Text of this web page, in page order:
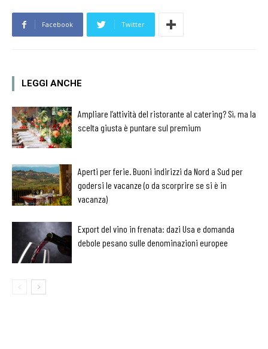
Facebook Twitter
LEGGI ANCHE
Ampliare l’attività del ristorante al catering? Sì, ma la
scelta giusta è puntare sul premium
Aperti per ferie. Buoni indirizzi da Nord a Sud per
godersi le vacanze (o da scorprire se si è in
vacanza)
Export del vino in frenata: dazi Usa e domanda
debole pesano sulle denominazioni europee